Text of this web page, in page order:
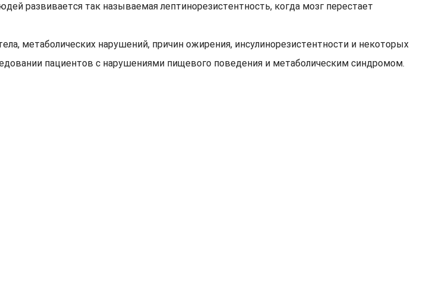
развивается так называемая лептинорезистентность, когда мозг перестает
метаболических нарушений, причин ожирения, инсулинорезистентности и некоторых
пациентов с нарушениями пищевого поведения и метаболическим синдромом.